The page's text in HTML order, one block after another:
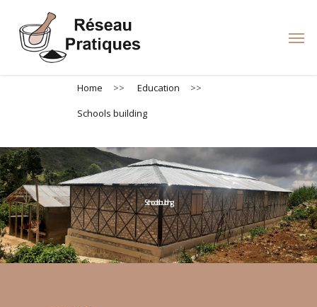
main
Home >> Education
>>
Schools building
Schools building